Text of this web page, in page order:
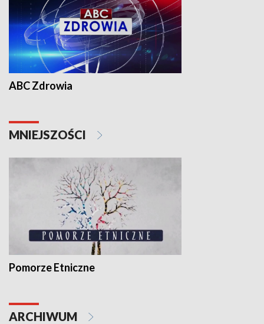
ABC Zdrowia
MNIEJSZOŚCI
Pomorze Etniczne
ARCHIWUM